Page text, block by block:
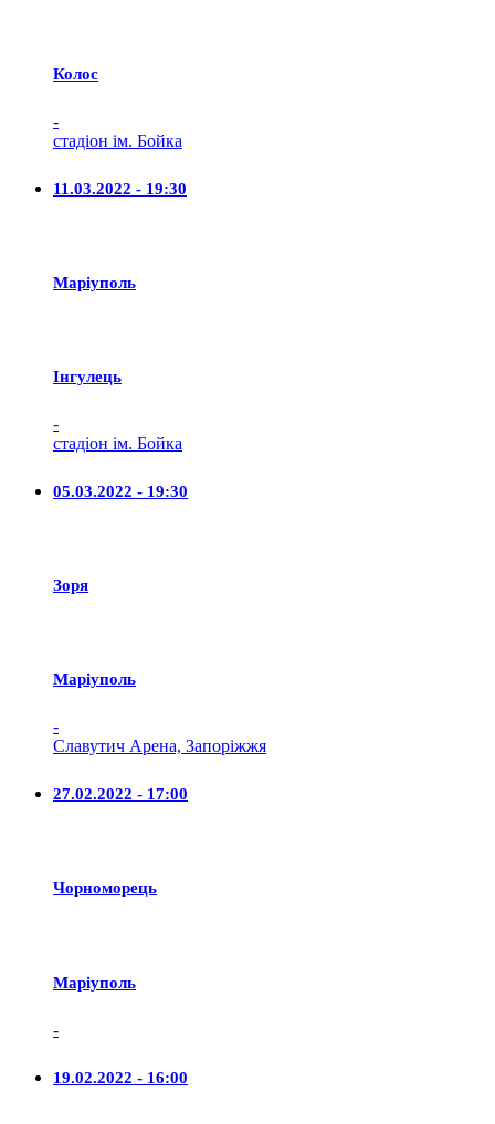
Колос
-
стадіон ім. Бойка
11.03.2022 - 19:30
Маріуполь
Iнгулець
-
стадіон ім. Бойка
05.03.2022 - 19:30
Зоря
Маріуполь
-
Славутич Арена, Запоріжжя
27.02.2022 - 17:00
Чорноморець
Маріуполь
-
19.02.2022 - 16:00